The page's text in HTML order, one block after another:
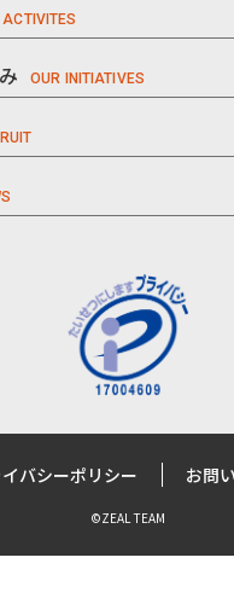
バシーポリシー お問
©ZEAL TEAM